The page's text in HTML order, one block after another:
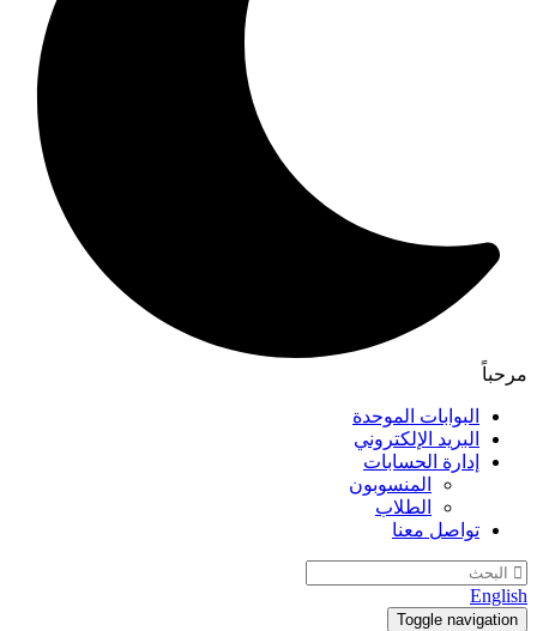
الموحدة
الإلكتروني
الحسابات
المنسوبون
معنا
Toggle